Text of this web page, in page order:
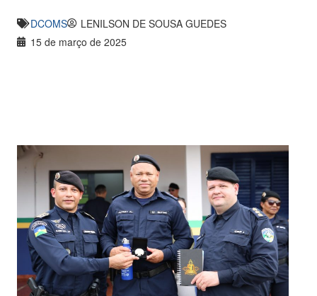
DCOMS
LENILSON DE SOUSA GUEDES
15 de março de 2025